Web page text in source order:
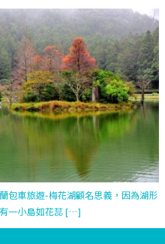
包車旅遊-梅花湖顧名思義，因為湖形
一小島如花蕊 […]